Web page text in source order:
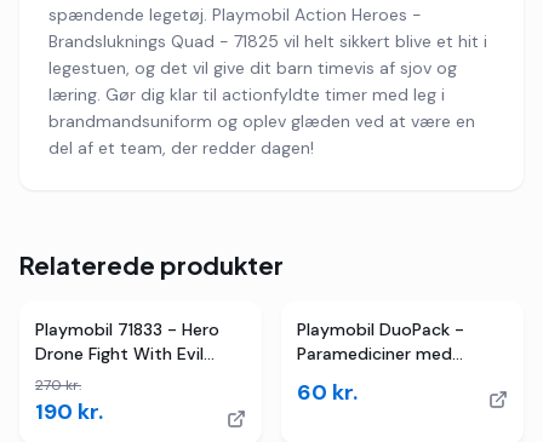
spændende legetøj. Playmobil Action Heroes -
Brandsluknings Quad - 71825 vil helt sikkert blive et hit i
legestuen, og det vil give dit barn timevis af sjov og
læring. Gør dig klar til actionfyldte timer med leg i
brandmandsuniform og oplev glæden ved at være en
del af et team, der redder dagen!
Relaterede produkter
TILBUD
Playmobil 71833 - Hero
Drone Fight With Evil
Ninja - Action Heroes
270kr.
190 kr.
Playmobil DuoPack -
Paramediciner med
60 kr.